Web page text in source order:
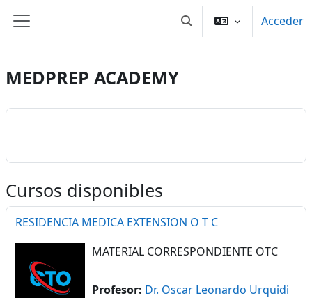
Panel lateral Selector de búsqueda
Acceder
MEDPREP ACADEMY
Cursos disponibles
RESIDENCIA MEDICA EXTENSION O T C
MATERIAL CORRESPONDIENTE OTC
Profesor: Dr. Oscar Leonardo Urquidi